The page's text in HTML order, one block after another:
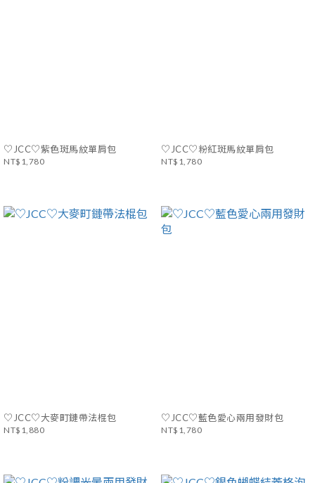
♡JCC♡紫色斑馬紋單肩包
NT$1,780
♡JCC♡粉紅斑馬紋單肩包
NT$1,780
♡JCC♡大麥町鏈帶法棍包
NT$1,880
♡JCC♡藍色愛心兩用發財包
NT$1,780